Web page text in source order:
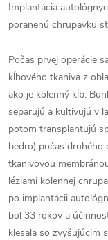
Implantácia
poranenú chrupavku
Počas prvej operácie
kĺbového tkaniva z
ako je kolenný kĺb.
separujú a kultivujú v
potom transplantujú
bedro) počas druhého
tkanivovou
léziami kolennej
po implantácii
bol 33 rokov a
klesala so zvyšujúcim